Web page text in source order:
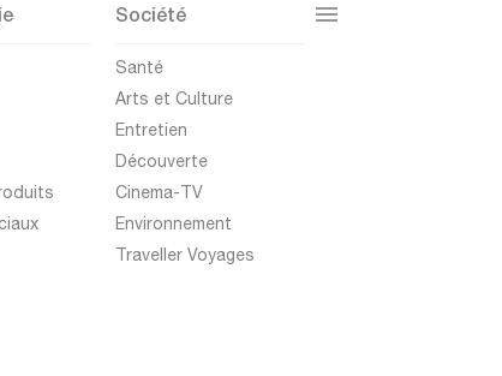
Société
Santé
Arts et Culture
Entretien
Découverte
Cinema-TV
Environnement
Traveller Voyages